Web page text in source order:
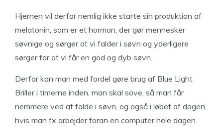
Hjernen vil derfor nemlig ikke starte sin produktion af
melatonin, som er et hormon, der gør mennesker
søvnige og sørger at vi falder i søvn og yderligere
sørger for at vi får en god og dyb søvn.
Derfor kan man med fordel gøre brug af Blue Light
Briller i timerne inden, man skal sove, så man får
nemmere ved at falde i søvn, og også i løbet af dagen,
hvis man fx arbejder foran en computer hele dagen.